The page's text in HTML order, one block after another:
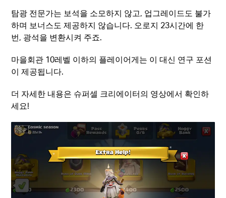
탐광 전문가는 보석을 소모하지 않고, 업그레이드도 불가
하며 보너스도 제공하지 않습니다. 오로지 23시간에 한
번, 광석을 변환시켜 주죠.
마을회관 10레벨 이하의 플레이어게는 이 대신 연구 포션
이 제공됩니다.
더 자세한 내용은 슈퍼셀 크리에이터의 영상에서 확인하
세요!